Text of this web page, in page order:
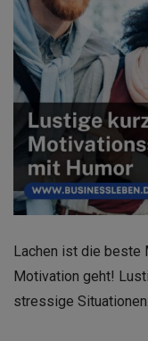
Lachen ist die beste
Motivation geht!
stressige Situationen: